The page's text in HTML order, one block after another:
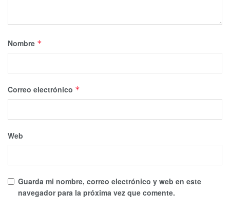
Nombre *
Correo electrónico *
Web
Guarda mi nombre, correo electrónico y web en este
navegador para la próxima vez que comente.